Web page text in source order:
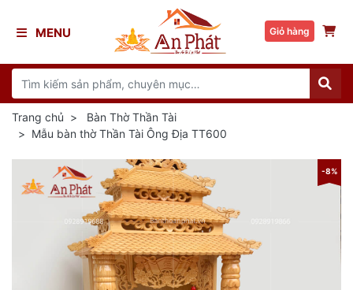
MENU Giỏ hàng
Trang chủ
Bàn Thờ Thần Tài
Mẫu bàn thờ Thần Tài Ông Địa TT600
-8%